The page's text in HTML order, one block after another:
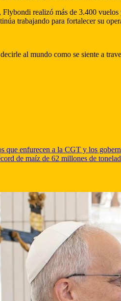
realizó más de 3.400
trabajando para fortalecer su
al mundo como se siente a
que enfurecen a la CGT y los
de maíz de 62 millones de